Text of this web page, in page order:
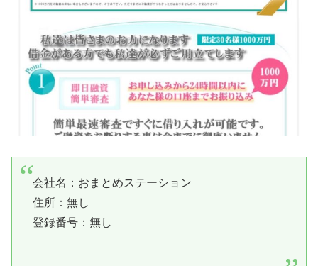
会社名： おまとめステーション
住所：無し
登録番号：無し